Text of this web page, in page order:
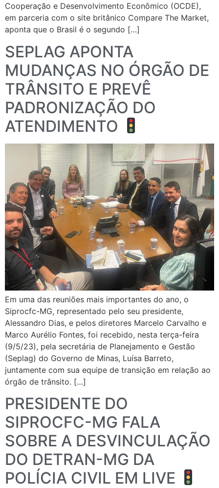
Cooperação e Desenvolvimento Econômico (OCDE),
em parceria com o site britânico Compare The Market,
aponta que o Brasil é o segundo […]
SEPLAG APONTA
MUDANÇAS NO ÓRGÃO DE
TRÂNSITO E PREVÊ
PADRONIZAÇÃO DO
ATENDIMENTO
Em uma das reuniões mais importantes do ano, o
Siprocfc-MG, representado pelo seu presidente,
Alessandro Dias, e pelos diretores Marcelo Carvalho e
Marco Aurélio Fontes, foi recebido, nesta terça-feira
(9/5/23), pela secretária de Planejamento e Gestão
(Seplag) do Governo de Minas, Luísa Barreto,
juntamente com sua equipe de transição em relação ao
órgão de trânsito. […]
PRESIDENTE DO
SIPROCFC-MG FALA
SOBRE A DESVINCULAÇÃO
DO DETRAN-MG DA
POLÍCIA CIVIL EM LIVE